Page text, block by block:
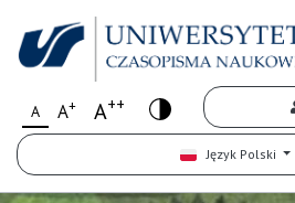
A A+ A++
Język Polski